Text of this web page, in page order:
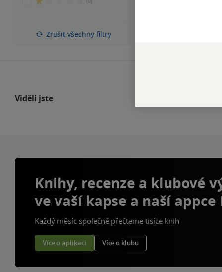
5
Zrušit všechny filtry
Viděli jste
Knihy, recenze a klubové
ve vaší kapse a naší appce
Každý měsíc společně přečteme tisíce knih
Více o aplikaci Více o klubu